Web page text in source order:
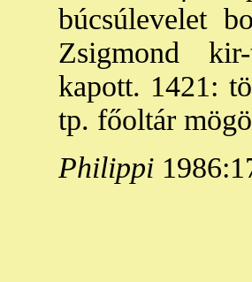
búcsúlevelet
Zsigmond
kapott. 1421:
tp. főoltár
Philippi